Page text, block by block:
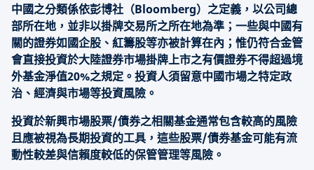
中國之分類係依彭博社（Bloomberg）之定義，以公司總
部所在地，並非以掛牌交易所之所在地為準；一些與中國有
關的證券如國企股、紅籌股等亦被計算在內；惟仍符合金管
會直接投資於大陸證券市場掛牌上市之有價證券不得超過境
外基金淨值20%之規定。投資人須留意中國市場之特定政
治、經濟與市場等投資風險。
投資於新興市場股票/債券之相關基金通常包含較高的風險
且應被視為長期投資的工具，這些股票/債券基金可能有流
動性較差與信賴度較低的保管管理等風險。